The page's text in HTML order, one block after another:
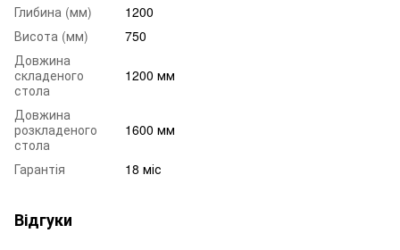
Глибина (мм)
1200
Висота (мм)
750
Довжина
складеного
стола
1200 мм
Довжина
розкладеного
стола
1600 мм
Гарантія 18 міс
Відгуки